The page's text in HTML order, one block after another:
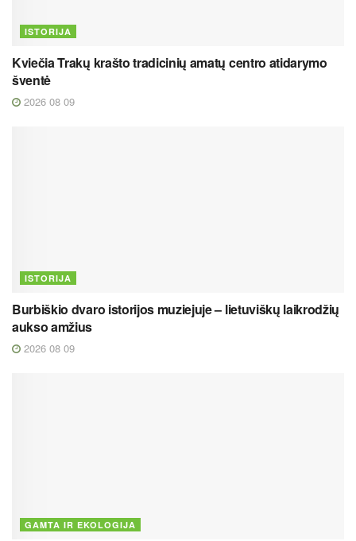
ISTORIJA
Kviečia Trakų krašto tradicinių amatų centro atidarymo
šventė
2026 08 09
ISTORIJA
Burbiškio dvaro istorijos muziejuje – lietuviškų laikrodžių
aukso amžius
2026 08 09
GAMTA IR EKOLOGIJA